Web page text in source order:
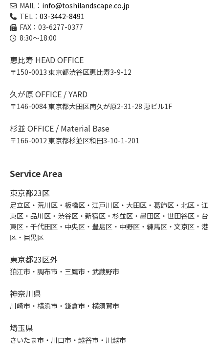
MAIL： info@toshilandscape.co.jp
TEL： 03-3442-8491
FAX：03-6277-0377
8:30～18:00
恵比寿 HEAD OFFICE
〒150-0013 東京都渋谷区恵比寿3-9-12
久が原 OFFICE / YARD
〒146-0084 東京都大田区南久が原2-31-28 恵ビル1F
杉並 OFFICE / Material Base
〒166-0012 東京都杉並区和田3-10-1-201
Service Area
東京都23区
足立区・荒川区・板橋区・江戸川区・大田区・葛飾区・北区・江
東区・品川区・渋谷区・新宿区・杉並区・墨田区・世田谷区・台
東区・千代田区・中央区・豊島区・中野区・練馬区・文京区・港
区・目黒区
東京都23区外
狛江市・調布市・三鷹市・武蔵野市
神奈川県
川崎市・横浜市・鎌倉市・横須賀市
埼玉県
さいたま市・川口市・越谷市・川越市